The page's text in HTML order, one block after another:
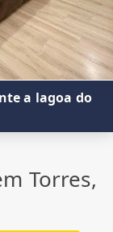
a lagoa do
Torres,